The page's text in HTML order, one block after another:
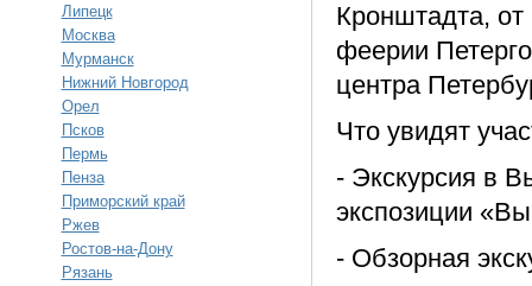
Липецк
Москва
Мурманск
Нижний Новгород
Орел
Псков
Пермь
Пенза
Приморский край
Ржев
Ростов-на-Дону
Рязань
Кронштадта, от
феерии
центра
Что увидят
- Экскурсия в
экспозиции
- Обзорная